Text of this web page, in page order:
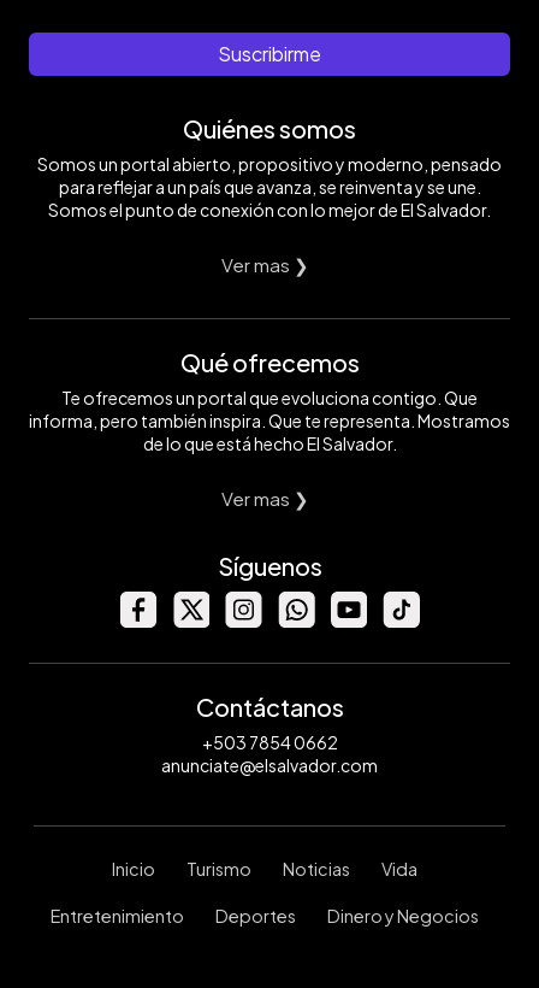
Suscribirme
Quiénes somos
Somos un portal abierto, propositivo y moderno, pensado
para reflejar a un país que avanza, se reinventa y se une.
Somos el punto de conexión con lo mejor de El Salvador.
Ver mas ❯
Qué ofrecemos
Te ofrecemos un portal que evoluciona contigo. Que
informa, pero también inspira. Que te representa. Mostramos
de lo que está hecho El Salvador.
Ver mas ❯
Síguenos
Contáctanos
+503 7854 0662
anunciate@elsalvador.com
Inicio Turismo Noticias Vida
Entretenimiento Deportes Dinero y Negocios